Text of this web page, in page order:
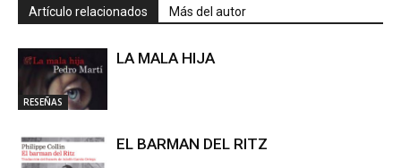
Artículo relacionados Más del autor
RESEÑAS
LA MALA HIJA
EL BARMAN DEL RITZ